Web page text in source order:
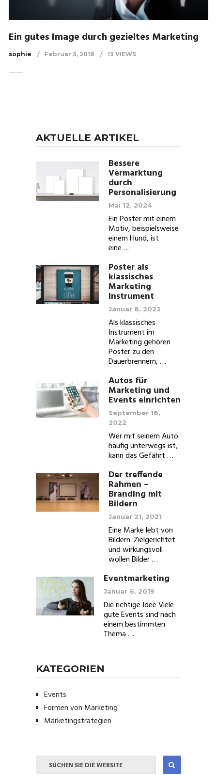
Ein gutes Image durch gezieltes Marketing
sophie Februar 3, 2018 13 VIEWS
AKTUELLE ARTIKEL
Bessere
Vermarktung
durch
Personalisierung
Mai 12, 2024
Ein Poster mit einem
Motiv, beispielsweise
einem Hund, ist
eine …
Poster als
klassisches
Marketing
Instrument
Januar 8, 2023
Als klassisches
Instrument im
Marketing gehören
Poster zu den
Dauerbrennern, …
Autos für
Marketing und
Events einrichten
September 18,
2022
Wer mit seinem Auto
häufig unterwegs ist,
kann das Gefährt …
Der treffende
Rahmen –
Branding mit
Bildern
Januar 21, 2021
Eine Marke lebt von
Bildern. Zielgerichtet
und wirkungsvoll
wollen Bilder …
Eventmarketing
Januar 6, 2019
Die richtige Idee Viele
gute Events sind nach
einem bestimmten
Thema …
KATEGORIEN
Events
Formen von Marketing
Marketingstrategien